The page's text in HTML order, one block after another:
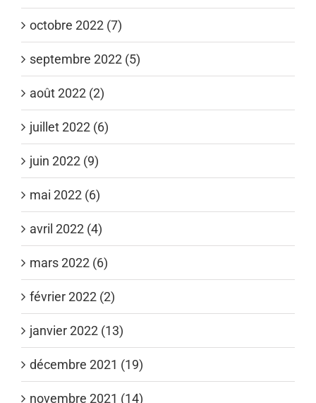
octobre 2022 (7)
septembre 2022 (5)
août 2022 (2)
juillet 2022 (6)
juin 2022 (9)
mai 2022 (6)
avril 2022 (4)
mars 2022 (6)
février 2022 (2)
janvier 2022 (13)
décembre 2021 (19)
novembre 2021 (14)